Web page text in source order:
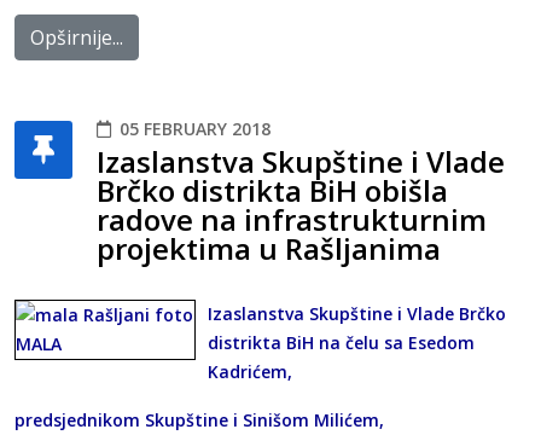
Opširnije...
05 FEBRUARY 2018
Izaslanstva Skupštine i Vlade
Brčko distrikta BiH obišla
radove na infrastrukturnim
projektima u Rašljanima
Izaslanstva Skupštine i Vlade Brčko
distrikta BiH na čelu sa Esedom
Kadrićem,
predsjednikom Skupštine i Sinišom Milićem,